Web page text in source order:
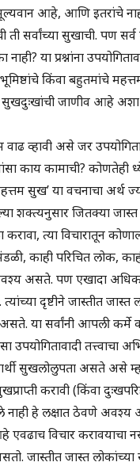
आहे, आणि इतरांचे
सर्वांच्या सुखाची. पण
या प्रश्नांना
किंवा बहुतमांचे महत्तम
जाणीव आहे अशा
वाढ व्हावी असे जर
काय कामाची? कोणतेही
सुख’ या वचनाचा अर्थ
शक्त्यनुसार जितक्या
त्या विचारातून
काही परिचित लोक,
असते. पण एखादा
दृष्टीने जास्तीत जास्त
असते. या सर्वांनी आपली
तत्त्वाचा
सुखलोलुपता असते असे
करावी (किंवा
नाही हे लक्षात ठेवणे
विचार करावयाचा
जास्तीत जास्त